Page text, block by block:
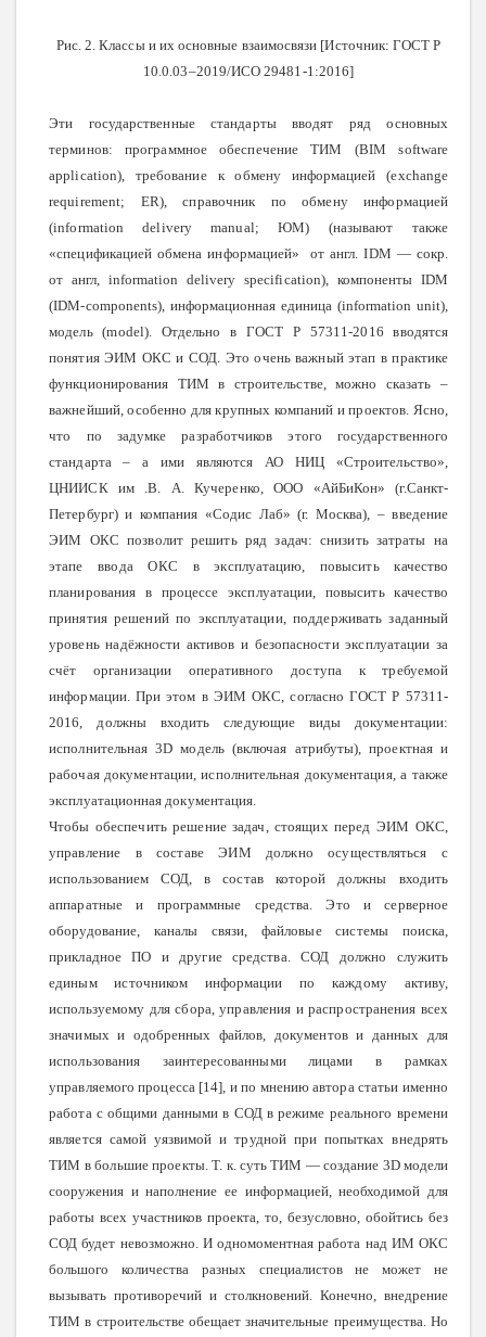
Рис. 2. Классы и их основные взаимосвязи [Источник: ГОСТ Р
10.0.03–2019/ИСО 29481-1:2016]
Эти государственные стандарты вводят ряд основных
терминов: программное обеспечение ТИМ (BIM software
application), требование к обмену информацией (exchange
requirement; ER), справочник по обмену информацией
(information delivery manual; ЮМ) (называют также
«спецификацией обмена информацией» от англ.IDM — сокр
от англ , information delivery specification), компоненты IDM
(IDM-components), информационная единица (information unit),
модель(model). Отдельно в ГОСТ Р 57311-2016 вводятся
понятия ЭИМ ОКС и СОД. Это очень важный этап в практике
функционирования ТИМ в строительстве, можно сказать –
важнейший, особенно для крупных компаний и проектов. Ясно,
что по задумке разработчиков этого государственного
стандарта – а ими являются АО НИЦ «Строительство»,
ЦНИИСК им .В. А. Кучеренко, ООО «АйБиКон» (г.Санкт-
Петербург) и компания «Содис Лаб» (г. Москва), – введение
ЭИМ ОКС позволит решить ряд задач: снизить затраты на
этапе ввода ОКС в эксплуатацию, повысить качество
планирования в процессе эксплуатации, повысить качество
принятия решений по эксплуатации, поддерживать заданный
уровень надёжности активов и безопасности эксплуатации за
счёт организации оперативного доступа к требуемой
информации. При этом в ЭИМ ОКС, согласно ГОСТ Р 57311-
2016, должны входить следующие виды документации:
исполнительная 3D модель (включая атрибуты), проектная и
рабочая документации, исполнительная документация, а также
эксплуатационная документация.
Чтобы обеспечить решение задач, стоящих перед ЭИМ ОКС,
управление в составе ЭИМ должно осуществляться с
использованием СОД, в состав которой должны входить
аппаратные и программные средства. Это и серверное
оборудование, каналы связи, файловые системы поиска,
прикладное ПО и другие средства. СОД должно служить
единым источником информации по каждому активу,
используемому для сбора, управления и распространения всех
значимых и одобренных файлов, документов и данных для
использования заинтересованными лицами в рамках
управляемого процесса [14], и по мнению автора статьи именно
работа с общими данными в СОД в режиме реального времени
является самой уязвимой и трудной при попытках внедрять
ТИМ в большие проекты.Т. к. суть ТИМ — создание 3D модели
сооружения и наполнение ее информацией, необходимой для
работы всех участников проекта, то, безусловно, обойтись без
СОД будет невозможно. И одномоментная работа над ИМ ОКС
большого количества разных специалистов не может не
вызывать противоречий и столкновений. Конечно, внедрение
ТИМ в строительстве обещает значительные преимущества. Но